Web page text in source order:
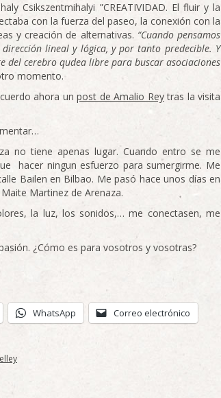
Csikszentmihalyi ”CREATIVIDAD. El fluir y la
con la fuerza del paseo, la conexión con la
y creación de alternativas. “Cuando pensamos
lineal y lógica, y por tanto predecible. Y
cerebro qudea libre para buscar asociaciones
momento.
ahora unpost de Amalio Reytras la visita
no tiene apenas lugar. Cuando entro se me
hacer ningun esfuerzo para sumergirme. Me
Bailen en Bilbao. Me pasó hace unos días en
Martinez de Arenaza.
la luz, los sonidos,… me conectasen, me
¿Cómo es para vosotros y vosotras?
WhatsApp Correo electrónico